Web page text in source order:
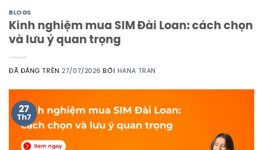
BLOGS
Kinh nghiệm mua SIM Đài Loan: cách chọn
và lưu ý quan trọng
ĐÃ ĐĂNG TRÊN27/07/2026 BỞI HANA TRAN
27
Th7